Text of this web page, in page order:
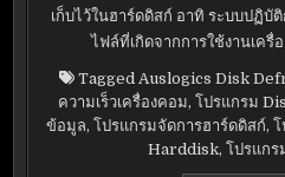
เก็บไว้ในฮาร์ดดิสก์ อาทิ ระบบปฏิบั
ไฟล์ที่เกิดจากการใช้งานเครื่
Tagged Auslogics Disk
ความเร็วเครื่องคอม, โปรแกรม
ข้อมูล, โปรแกรมจัดการฮาร์ดดิสก์, โ
Harddisk, โปรแกร